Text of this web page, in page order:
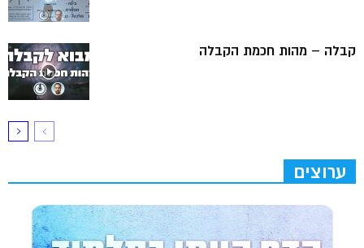
קבלה – מהות חכמת הקבלה
ערוצים